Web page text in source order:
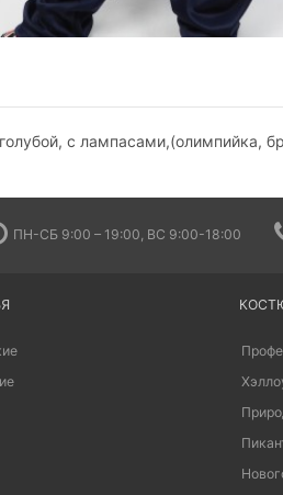
с лампасами,(олимпийка,
ПН-СБ 9:00 – 19:00, ВС 9:00-18:00